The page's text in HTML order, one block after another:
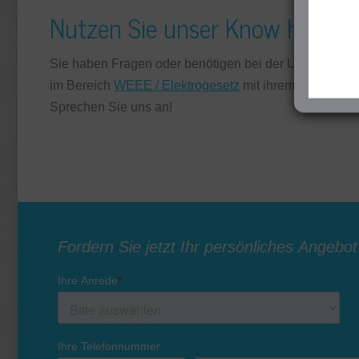
Nutzen Sie unser Know how!
Sie haben Fragen oder benötigen bei der Umsetzung
im Bereich WEEE / Elektrogesetz mit ihrem Full-
Sprechen Sie uns an!